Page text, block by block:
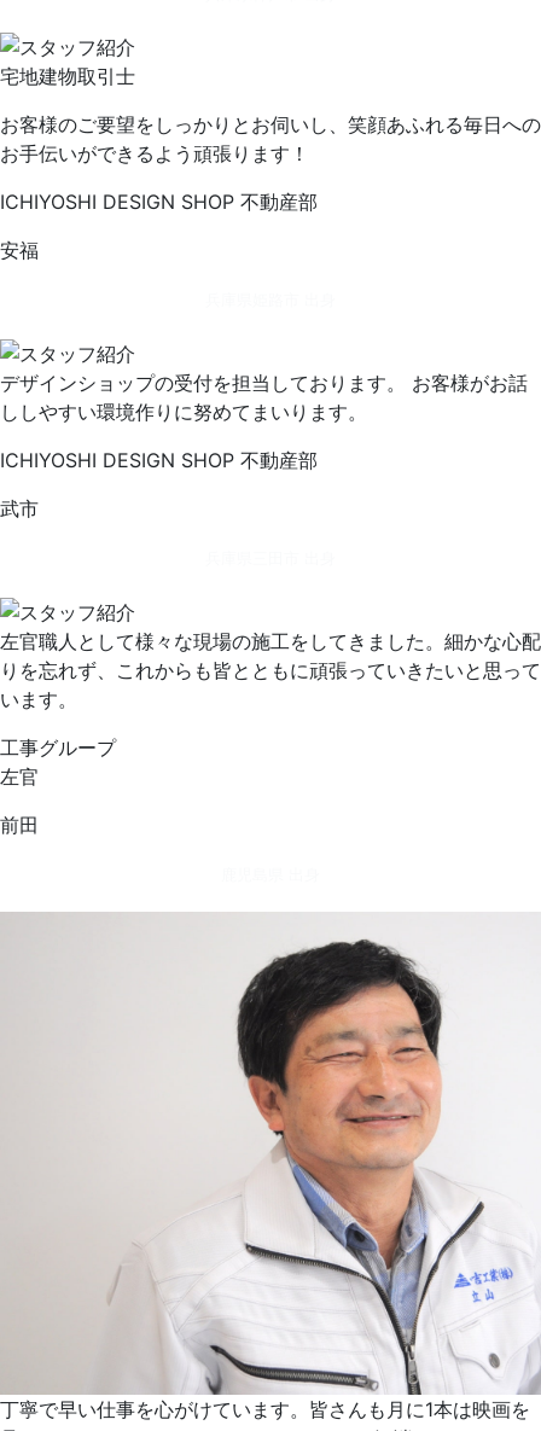
宅地建物取引士
お客様のご要望をしっかりとお伺いし、笑顔あふれる毎日への
お手伝いができるよう頑張ります！
ICHIYOSHI DESIGN SHOP 不動産部
安福
デザインショップの受付を担当しております。 お客様がお話
ししやすい環境作りに努めてまいります。
ICHIYOSHI DESIGN SHOP 不動産部
武市
左官職人として様々な現場の施工をしてきました。細かな心配
りを忘れず、これからも皆とともに頑張っていきたいと思って
います。
工事グループ
左官
前田
丁寧で早い仕事を心がけています。皆さんも月に1本は映画を